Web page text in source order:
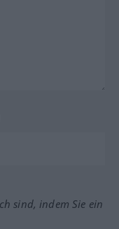
sind, indem Sie ein